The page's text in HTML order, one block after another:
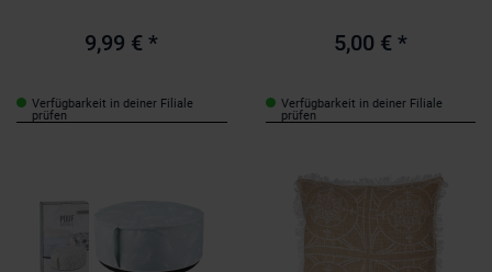
9,99 € *
Verfügbarkeit in deiner Filiale
prüfen
5,00 € *
Verfügbarkeit in deiner Filiale
prüfen